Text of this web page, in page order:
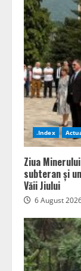
.Index
Ziua
subteran și
Văii Jiului
6 August